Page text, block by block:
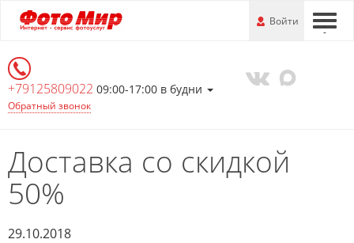
Перейти
к
информации
---
Войти
+79125809022 09:00-17:00 в будни
Обратный звонок
Доставка со скидкой
50%
29.10.2018